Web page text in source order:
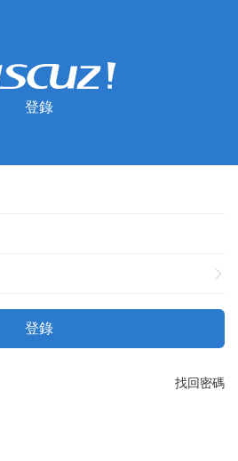
登錄
登錄
找回密碼